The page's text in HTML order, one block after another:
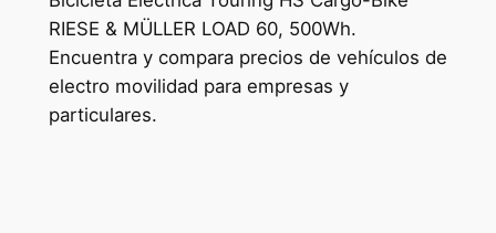
RIESE & MÜLLER LOAD 60, 500Wh.
Encuentra y compara precios de vehículos de
electro movilidad para empresas y
particulares.